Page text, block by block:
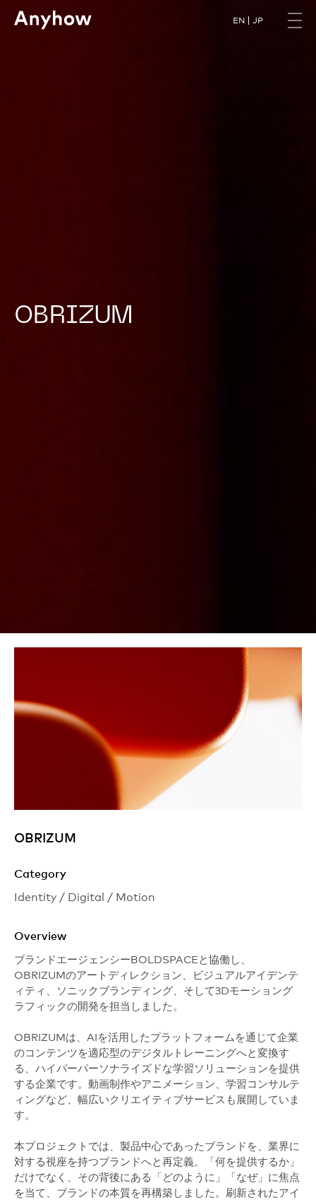
EN JP
OB RIZU M
OBRIZUM
Category
Identity / Digital / Motion
Overview
ブランドエージェンシーBOLDSPACEと協働し、
OBRIZUMのアートディレクション、ビジュアルアイデンテ
ィティ、ソニックブランディング、そして3Dモーショング
ラフィックの開発を担当しました。
OBRIZUMは、AIを活用したプラットフォームを通じて企業
のコンテンツを適応型のデジタルトレーニングへと変換す
る、ハイパーパーソナライズドな学習ソリューションを提供
する企業です。動画制作やアニメーション、学習コンサルテ
ィングなど、幅広いクリエイティブサービスも展開していま
す。
本プロジェクトでは、製品中心であったブランドを、業界に
対する視座を持つブランドへと再定義。「何を提供するか」
だけでなく、その背後にある「どのように」「なぜ」に焦点
を当て、ブランドの本質を再構築しました。刷新されたアイ